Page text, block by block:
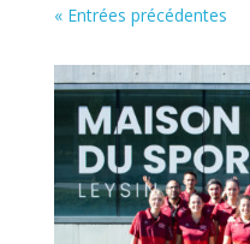
« Entrées précédentes